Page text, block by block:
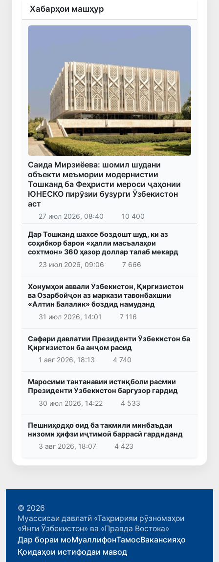
Хабарҳои машҳур
Саида Мирзиёева: шомил шудани
объекти меъмории модернистии
Тошканд ба Феҳристи мероси ҷаҳонии
ЮНЕСКО пирӯзии бузурги Ӯзбекистон
аст
27 июл 2026, 08:40 10 400
Дар Тошканд шахсе боздошт шуд, ки аз
соҳибкор барои «ҳалли масъалаҳои
сохтмон» 360 ҳазор доллар талаб мекард
23 июл 2026, 09:06
7 666
Хонумҳои аввали Ӯзбекистон, Қирғизистон
ва Озарбойҷон аз маркази тавонбахшии
«Алтин Балалик» боздид намуданд
31 июл 2026, 14:01
7 116
Сафари давлатии Президенти Ӯзбекистон ба
Қирғизистон ба анҷом расид
1 авг 2026, 18:13
4 740
Маросими тантанавии истиқболи расмии
Президенти Ӯзбекистон баргузор гардид
30 июл 2026, 14:22
4 533
Пешниҳодҳо оид ба такмили минбаъдаи
низоми ҳифзи иҷтимоӣ баррасӣ гардиданд
3 авг 2026, 18:07
4 423
© 2026
Муассисаи давлатӣ «Таҳририяи рӯзномаҳои
«Янги Ӯзбекистон» ва «Правда Востока»
Дар бораи моМуаллифонТамосВакансияҳо
Қоидаҳои истифодаи мавод